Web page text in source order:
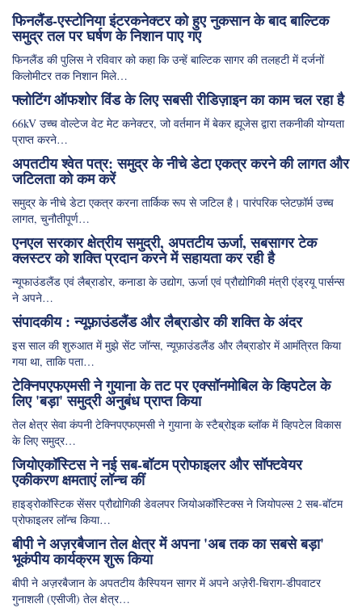
फिनलैंड-एस्टोनिया इंटरकनेक्टर को हुए नुकसान के बाद बाल्टिक
समुद्र तल पर घर्षण के निशान पाए गए
फिनलैंड की पुलिस ने रविवार को कहा कि उन्हें बाल्टिक सागर की तलहटी में दर्जनों
किलोमीटर तक निशान मिले…
फ्लोटिंग ऑफशोर विंड के लिए सबसी रीडिज़ाइन का काम चल रहा है
66kV उच्च वोल्टेज वेट मेट कनेक्टर, जो वर्तमान में बेकर ह्यूजेस द्वारा तकनीकी योग्यता
प्राप्त करने…
अपतटीय श्वेत पत्र: समुद्र के नीचे डेटा एकत्र करने की लागत और
जटिलता को कम करें
समुद्र के नीचे डेटा एकत्र करना तार्किक रूप से जटिल है। पारंपरिक प्लेटफ़ॉर्म उच्च
लागत, चुनौतीपूर्ण…
एनएल सरकार क्षेत्रीय समुद्री, अपतटीय ऊर्जा, सबसागर टेक
क्लस्टर को शक्ति प्रदान करने में सहायता कर रही है
न्यूफाउंडलैंड एवं लैब्राडोर, कनाडा के उद्योग, ऊर्जा एवं प्रौद्योगिकी मंत्री एंड्रयू पार्सन्स
ने अपने…
संपादकीय : न्यूफ़ाउंडलैंड और लैब्राडोर की शक्ति के अंदर
इस साल की शुरुआत में मुझे सेंट जॉन्स, न्यूफ़ाउंडलैंड और लैब्राडोर में आमंत्रित किया
गया था, ताकि पता…
टेक्निपएफएमसी ने गुयाना के तट पर एक्सॉनमोबिल के व्हिपटेल के
लिए 'बड़ा' समुद्री अनुबंध प्राप्त किया
तेल क्षेत्र सेवा कंपनी टेक्निपएफएमसी ने गुयाना के स्टैब्रोइक ब्लॉक में व्हिपटेल विकास
के लिए समुद्र…
जियोएकॉस्टिस ने नई सब-बॉटम प्रोफाइलर और सॉफ्टवेयर
एकीकरण क्षमताएं लॉन्च कीं
हाइड्रोकॉस्टिक सेंसर प्रौद्योगिकी डेवलपर जियोअकॉस्टिक्स ने जियोपल्स 2 सब-बॉटम
प्रोफाइलर लॉन्च किया…
बीपी ने अज़रबैजान तेल क्षेत्र में अपना 'अब तक का सबसे बड़ा'
भूकंपीय कार्यक्रम शुरू किया
बीपी ने अज़रबैजान के अपतटीय कैस्पियन सागर में अपने अज़ेरी-चिराग-डीपवाटर
गुनाशली (एसीजी) तेल क्षेत्र…